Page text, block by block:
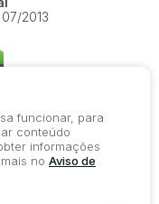
2013
reservados
funcionar, para
conteúdo
informações
no Aviso de